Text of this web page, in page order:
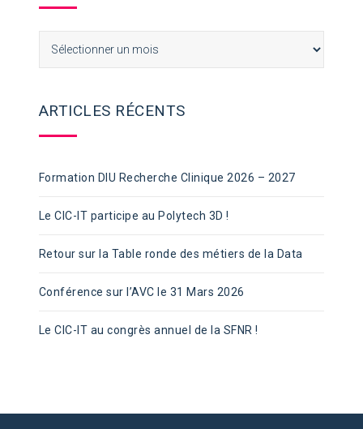
ARTICLES RÉCENTS
Formation DIU Recherche Clinique 2026 – 2027
Le CIC-IT participe au Polytech 3D !
Retour sur la Table ronde des métiers de la Data
Conférence sur l’AVC le 31 Mars 2026
Le CIC-IT au congrès annuel de la SFNR !